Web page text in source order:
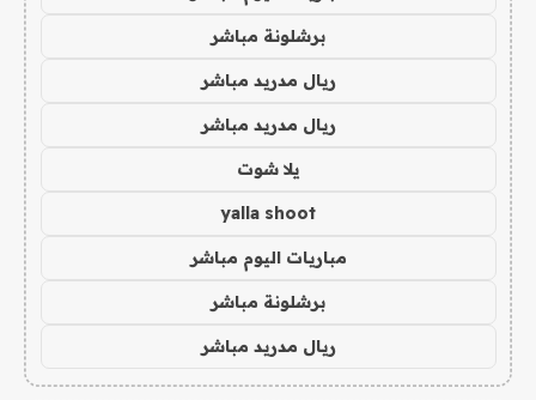
برشلونة مباشر
ريال مدريد مباشر
ريال مدريد مباشر
يلا شوت
yalla shoot
مباريات اليوم مباشر
برشلونة مباشر
ريال مدريد مباشر